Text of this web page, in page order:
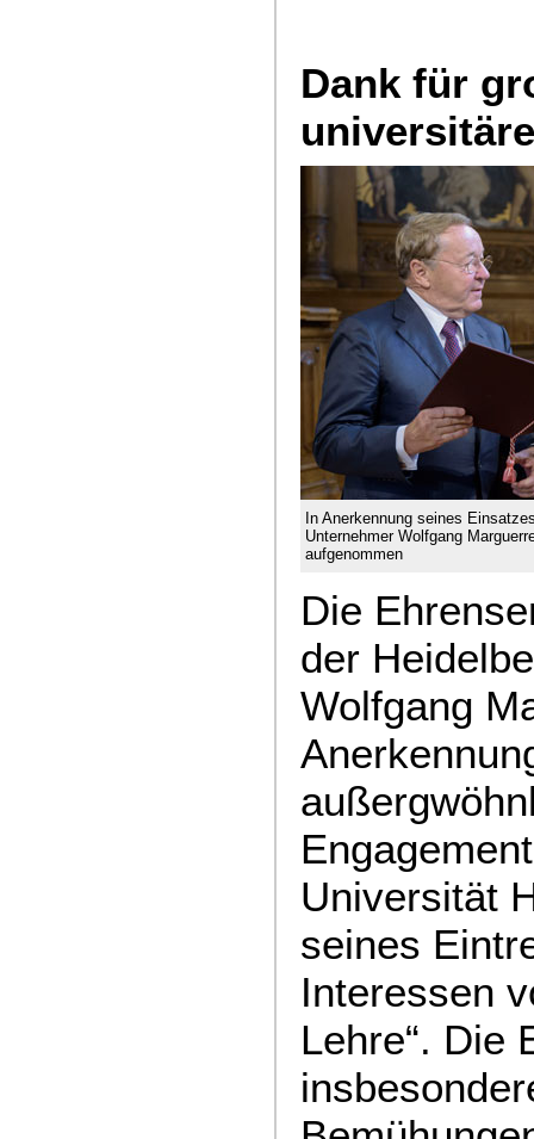
Dank für
In Anerkennung seines
Unternehmer Wolfgang
aufgenommen
Die
der
Wolfgang
Universität
seines
Interessen
Lehre“. Die